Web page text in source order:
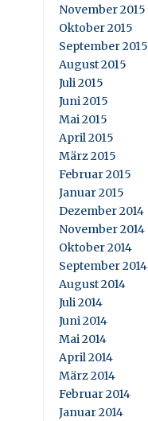
November 2015
Oktober 2015
September 2015
August 2015
Juli 2015
Juni 2015
Mai 2015
April 2015
März 2015
Februar 2015
Januar 2015
Dezember 2014
November 2014
Oktober 2014
September 2014
August 2014
Juli 2014
Juni 2014
Mai 2014
April 2014
März 2014
Februar 2014
Januar 2014